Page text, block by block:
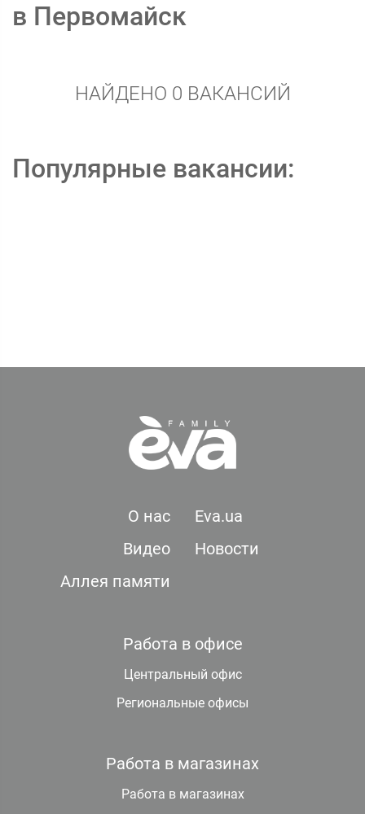
в Первомайск
НАЙДЕНО 0 ВАКАНСИЙ
Популярные вакансии:
О нас
Eva.ua
Видео
Новости
Аллея памяти
Работа в офисе
Центральный офис
Региональные офисы
Работа в магазинах
Работа в магазинах